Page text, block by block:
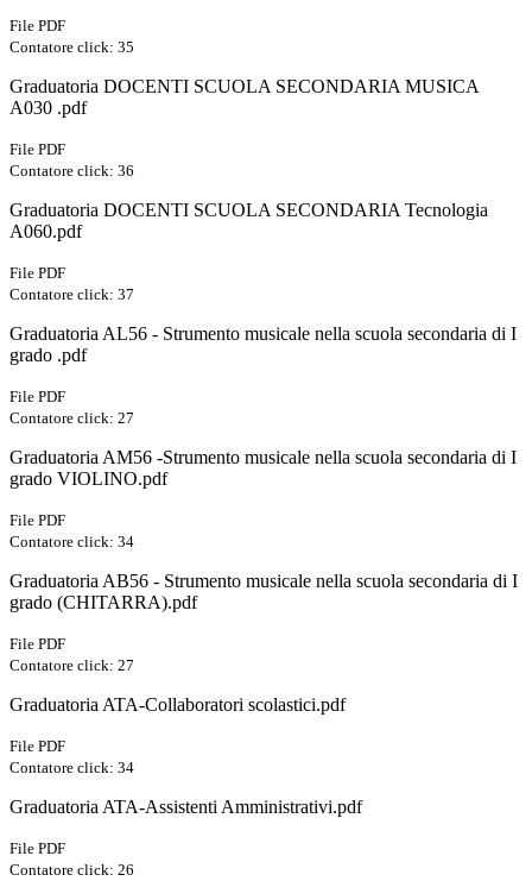
File PDF
Contatore click: 35
Graduatoria DOCENTI SCUOLA SECONDARIA MUSICA
A030 .pdf
File PDF
Contatore click: 36
Graduatoria DOCENTI SCUOLA SECONDARIA Tecnologia
A060.pdf
File PDF
Contatore click: 37
Graduatoria AL56 - Strumento musicale nella scuola secondaria di I
grado .pdf
File PDF
Contatore click: 27
Graduatoria AM56 -Strumento musicale nella scuola secondaria di I
grado VIOLINO.pdf
File PDF
Contatore click: 34
Graduatoria AB56 - Strumento musicale nella scuola secondaria di I
grado (CHITARRA).pdf
File PDF
Contatore click: 27
Graduatoria ATA-Collaboratori scolastici.pdf
File PDF
Contatore click: 34
Graduatoria ATA-Assistenti Amministrativi.pdf
File PDF
Contatore click: 26